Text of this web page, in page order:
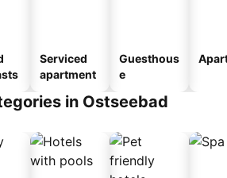
Serviced
apartment
Guesthous
e
in Ostseebad